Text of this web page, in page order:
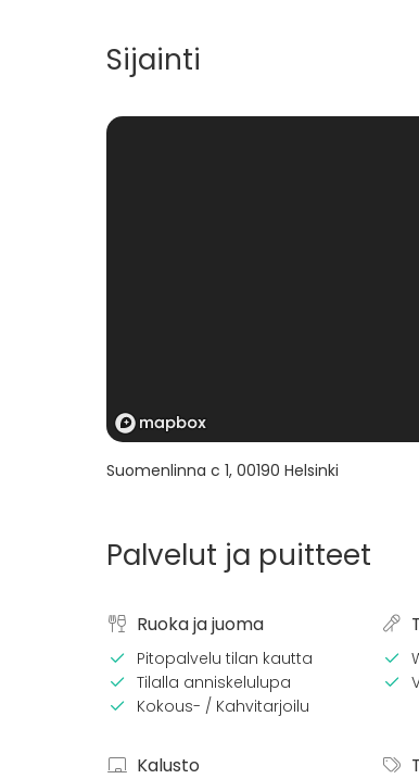
Sijainti
Suomenlinna c 1, 00190 Helsinki
Palvelut ja puitteet
Ruoka ja juoma
Pitopalvelu tilan kautta
Tilalla anniskelulupa
Kokous- / Kahvitarjoilu
Kalusto